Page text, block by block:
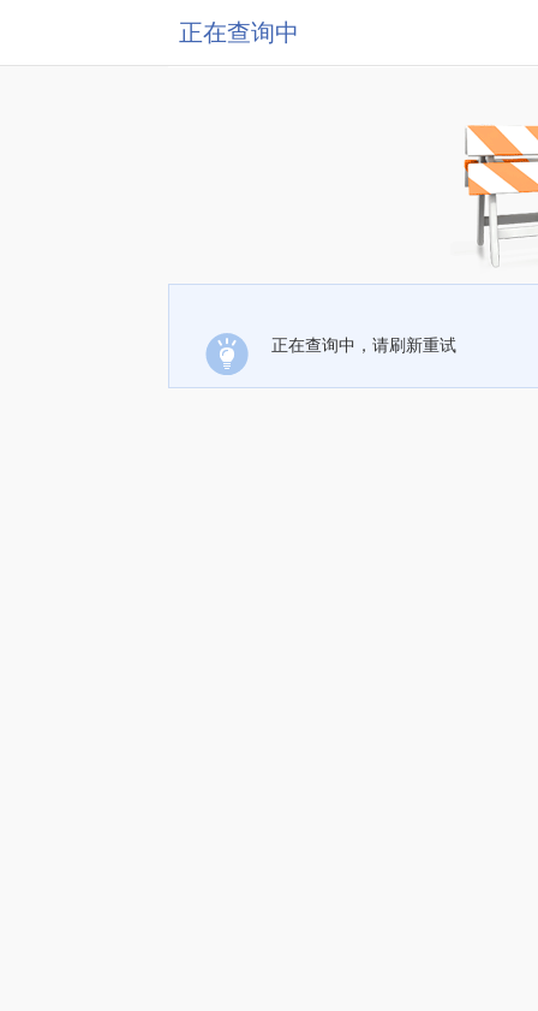
正在查询中
正在查询中，请刷新重试